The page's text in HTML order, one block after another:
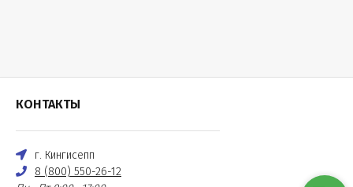
КОНТАКТЫ
г. Кингисепп
8 (800) 550-26-12